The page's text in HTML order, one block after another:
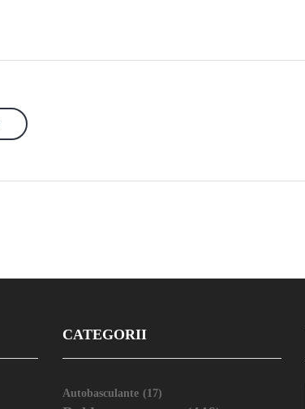
CATEGORII
Autobasculante (17)